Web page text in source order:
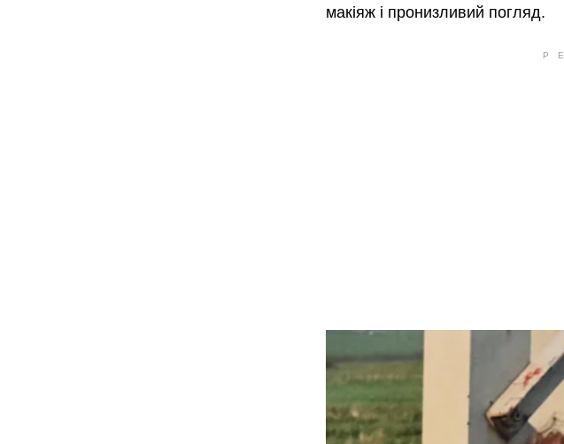
макіяж і пронизливий погляд.